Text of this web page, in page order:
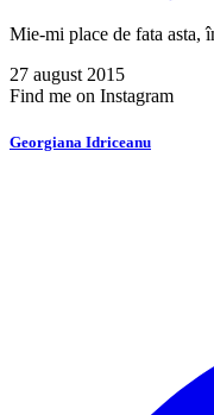
Mie-mi place de fata asta,
27 august 2015
Find me on Instagram
Georgiana Idriceanu